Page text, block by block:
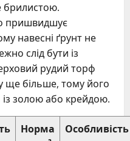
брилистою.
пришвидшує
навесні ґрунт не
слід бути із
рудий торф
ще більше, тому його
золою або крейдою.
Норма
Особливість